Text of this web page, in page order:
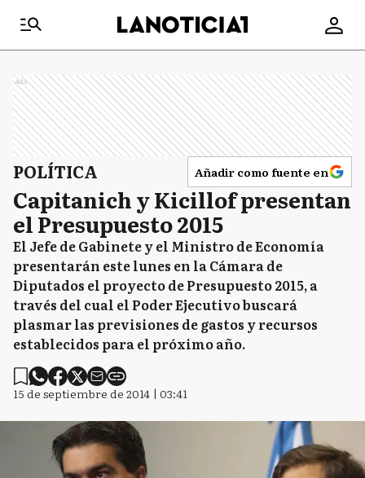
Ads
POLÍTICA Añadir como fuente en
Capitanich y Kicillof presentan
el Presupuesto 2015
El Jefe de Gabinete y el Ministro de Economía
presentarán este lunes en la Cámara de
Diputados el proyecto de Presupuesto 2015, a
través del cual el Poder Ejecutivo buscará
plasmar las previsiones de gastos y recursos
establecidos para el próximo año.
15 de septiembre de 2014 | 03:41